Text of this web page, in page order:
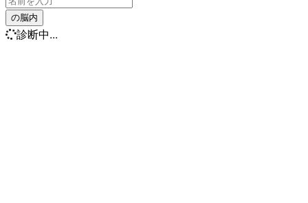
の脳内
診断中...